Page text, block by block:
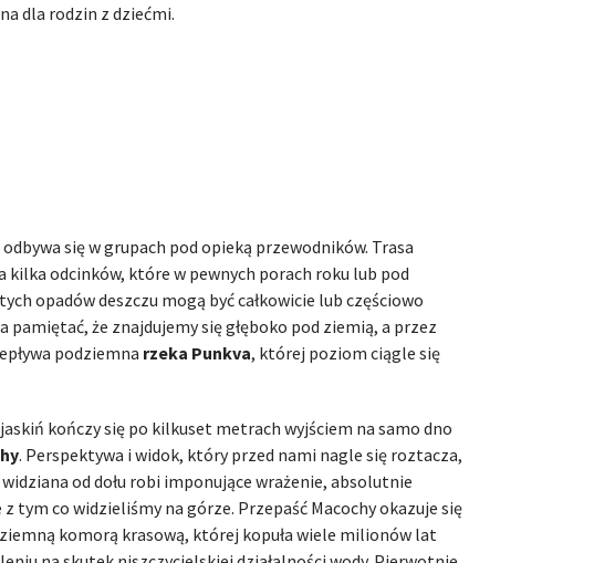
dla rodzin z dziećmi.
się w grupach pod opieką przewodników. Trasa
kilka odcinków, które w pewnych porach roku lub pod
opadów deszczu mogą być całkowicie lub częściowo
pamiętać, że znajdujemy się głęboko pod ziemią, a przez
podziemna rzeka Punkva, której poziom ciągle się
kończy się po kilkuset metrach wyjściem na samo dno
. Perspektywa i widok, który przed nami nagle się roztacza,
od dołu robi imponujące wrażenie, absolutnie
tym co widzieliśmy na górze. Przepaść Macochy okazuje się
komorą krasową, której kopuła wiele milionów lat